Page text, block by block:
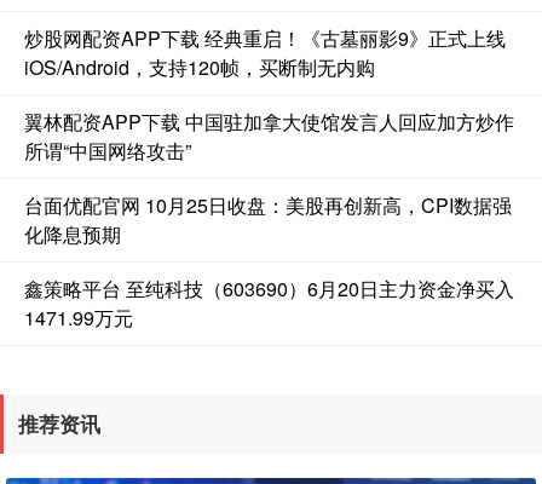
炒股网配资APP下载 经典重启！《古墓丽影9》正式上线
iOS/Android，支持120帧，买断制无内购
翼林配资APP下载 中国驻加拿大使馆发言人回应加方炒作
所谓“中国网络攻击”
台面优配官网 10月25日收盘：美股再创新高，CPI数据强
化降息预期
鑫策略平台 至纯科技（603690）6月20日主力资金净买入
1471.99万元
推荐资讯